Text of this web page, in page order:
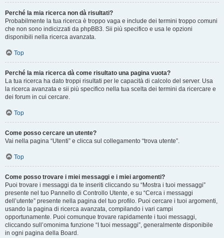
Perché la mia ricerca non dà risultati?
Probabilmente la tua ricerca è troppo vaga e include dei termini troppo comuni
che non sono indicizzati da phpBB3. Sii più specifico e usa le opzioni
disponibili nella ricerca avanzata.
Top
Perché la mia ricerca dà come risultato una pagina vuota?
La tua ricerca ha dato troppi risultati per le capacità di calcolo del server. Usa
la ricerca avanzata e sii più specifico nella tua scelta dei termini da ricercare e
dei forum in cui cercare.
Top
Come posso cercare un utente?
Vai nella pagina “Utenti” e clicca sul collegamento “trova utente”.
Top
Come posso trovare i miei messaggi e i miei argomenti?
Puoi trovare i messaggi da te inseriti cliccando su “Mostra i tuoi messaggi”
presente nel tuo Pannello di Controllo Utente, e su “Cerca i messaggi
dell’utente” presente nella pagina del tuo profilo. Puoi cercare i tuoi argomenti,
usando la pagina di ricerca avanzata, compilando i vari campi
opportunamente. Puoi comunque trovare rapidamente i tuoi messaggi,
cliccando sull’omonima funzione “I tuoi messaggi”, generalmente disponibile
in ogni pagina della Board.